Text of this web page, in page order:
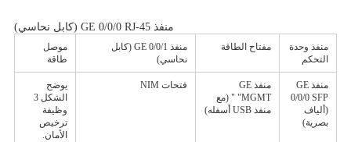
منفذ GE 0/0/0 RJ-45 (كابل نحاسي)
منفذ وحدة
التحكم
مفتاح الطاقة
منفذ GE 0/0/1 (كابل
نحاسي)
موصل
طاقة
منفذ GE
0/0/0 SFP
(ألياف
بصرية)
منفذ GE
"MGMT " (مع
منفذ USB أسفله)
فتحات NIM
يوضح
الشكل 3
وظيفة
ترخيص
الأمان.